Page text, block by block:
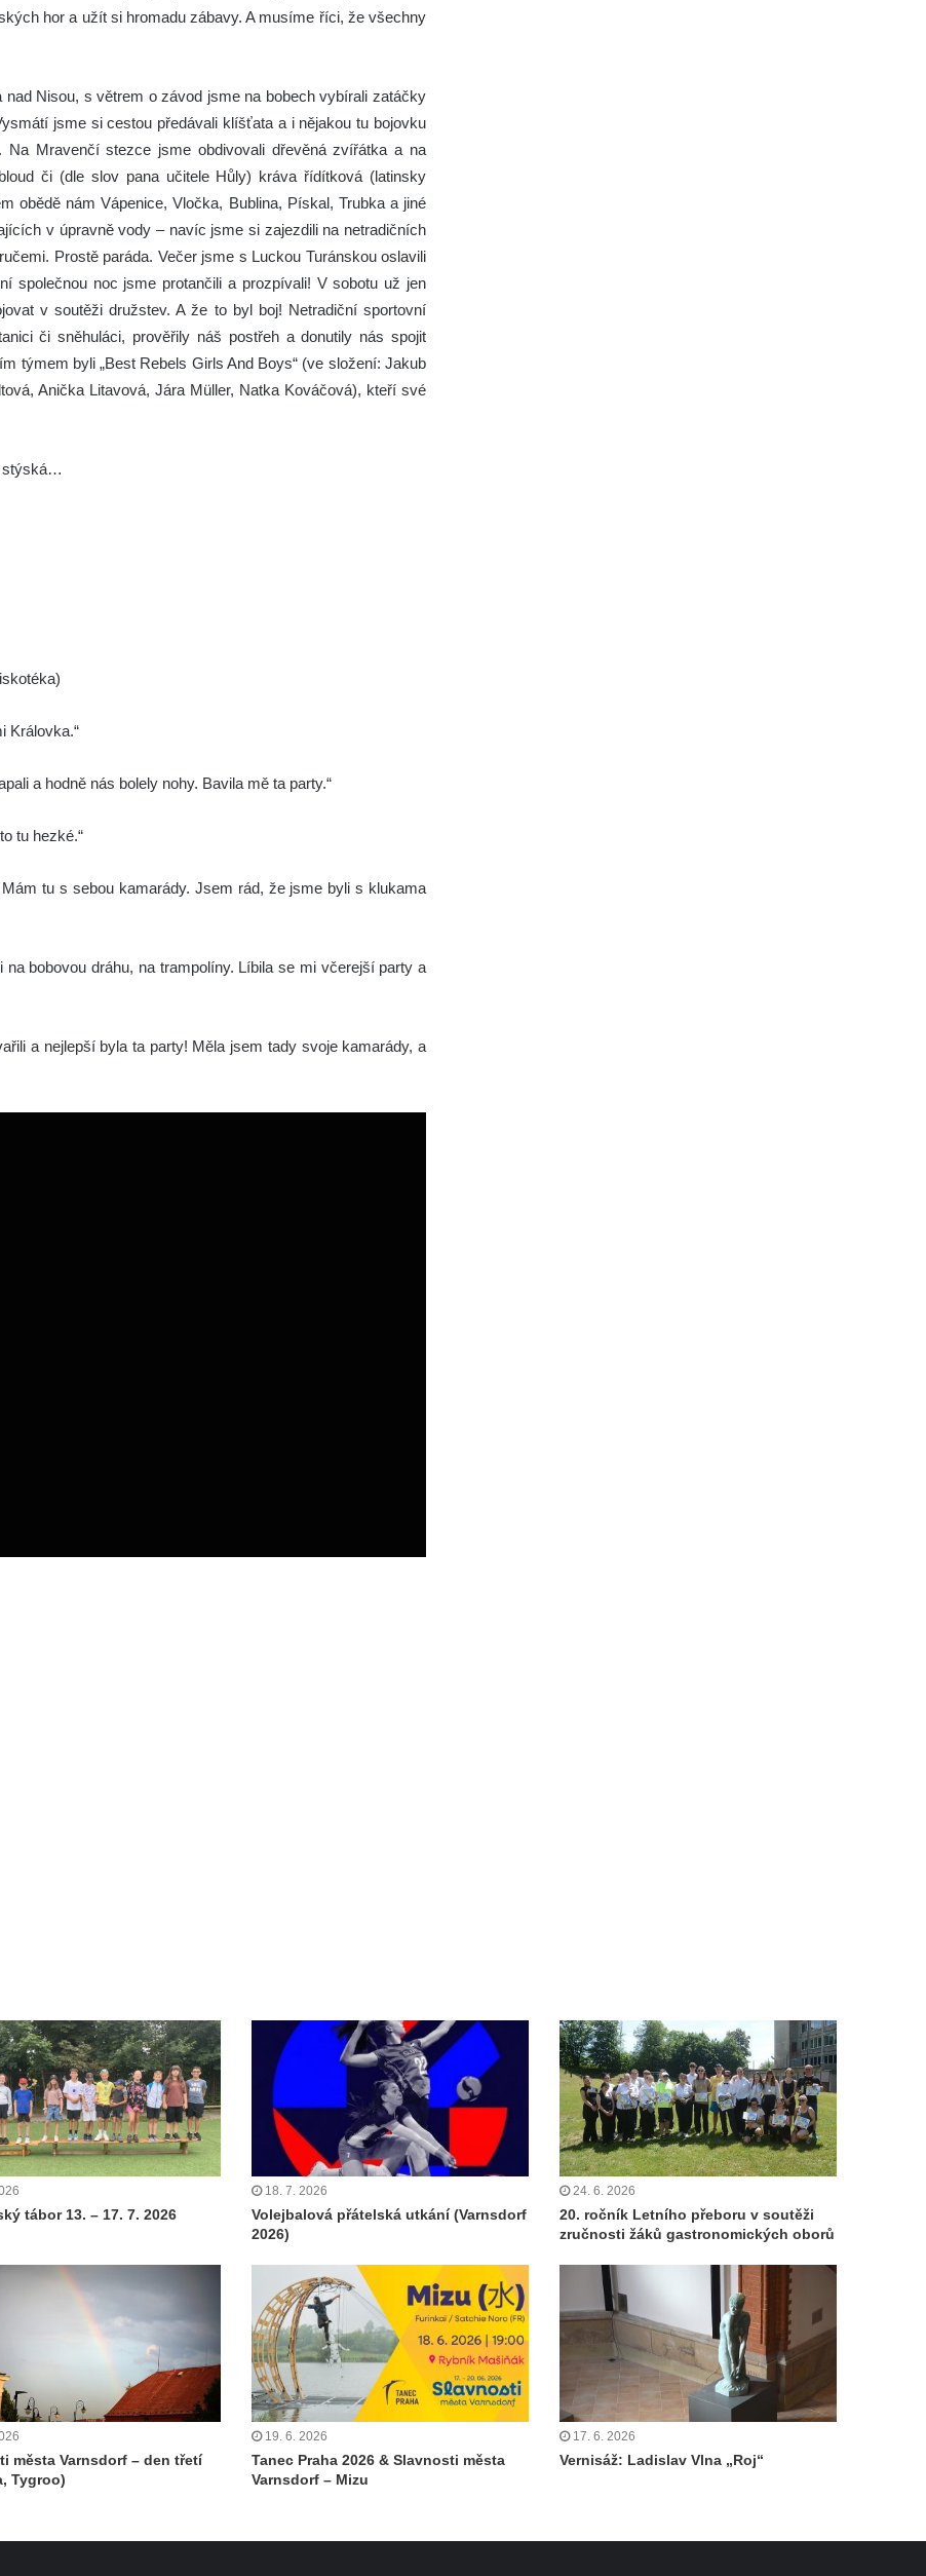
hor a užít si hromadu zábavy. A musíme říci, že všechny
Nisou, s větrem o závod jsme na bobech vybírali zatáčky
jsme si cestou předávali klíšťata a i nějakou tu bojovku
Mravenčí stezce jsme obdivovali dřevěná zvířátka a na
či (dle slov pana učitele Hůly) kráva řídítková (latinsky
obědě nám Vápenice, Vločka, Bublina, Pískal, Trubka a jiné
v úpravně vody – navíc jsme si zajezdili na netradičních
Prostě paráda. Večer jsme s Luckou Turánskou oslavili
společnou noc jsme protančili a prozpívali! V sobotu už jen
v soutěži družstev. A že to byl boj! Netradiční sportovní
či sněhuláci, prověřily náš postřeh a donutily nás spojit
týmem byli „Best Rebels Girls And Boys“ (ve složení: Jakub
Anička Litavová, Jára Müller, Natka Kováčová), kteří své
stýská…
Královka.“
a hodně nás bolely nohy. Bavila mě ta party.“
tu hezké.“
tu s sebou kamarády. Jsem rád, že jsme byli s klukama
bobovou dráhu, na trampolíny. Líbila se mi včerejší party a
a nejlepší byla ta party! Měla jsem tady svoje kamarády, a
tábor 13. – 17. 7. 2026
18. 7. 2026
Volejbalová přátelská utkání (Varnsdorf
2026)
24. 6. 2026
20. ročník Letního přeboru v soutěži
zručnosti žáků gastronomických oborů
města Varnsdorf – den třetí
Tygroo)
19. 6. 2026
Tanec Praha 2026 & Slavnosti města
Varnsdorf – Mizu
17. 6. 2026
Vernisáž: Ladislav Vlna „Roj“